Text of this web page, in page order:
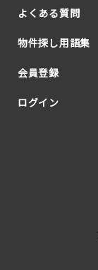
よくある質問
物件探し用語集
会員登録
ログイン